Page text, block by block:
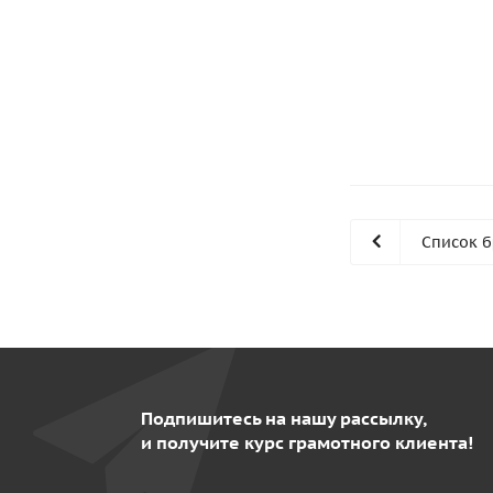
Список
Подпишитесь на нашу рассылку,
и получите курс грамотного клиента!